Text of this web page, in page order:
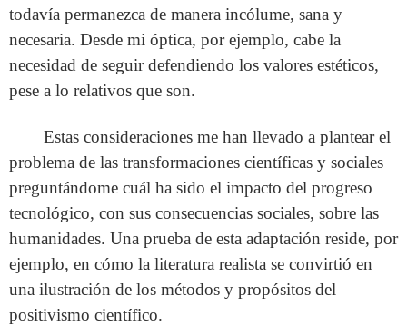
todavía permanezca de manera incólume, sana y
necesaria. Desde mi óptica, por ejemplo, cabe la
necesidad de seguir defendiendo los valores estéticos,
pese a lo relativos que son.
Estas consideraciones me han llevado a plantear el
problema de las transformaciones científicas y sociales
preguntándome cuál ha sido el impacto del progreso
tecnológico, con sus consecuencias sociales, sobre las
humanidades. Una prueba de esta adaptación reside, por
ejemplo, en cómo la literatura realista se convirtió en
una ilustración de los métodos y propósitos del
positivismo científico.